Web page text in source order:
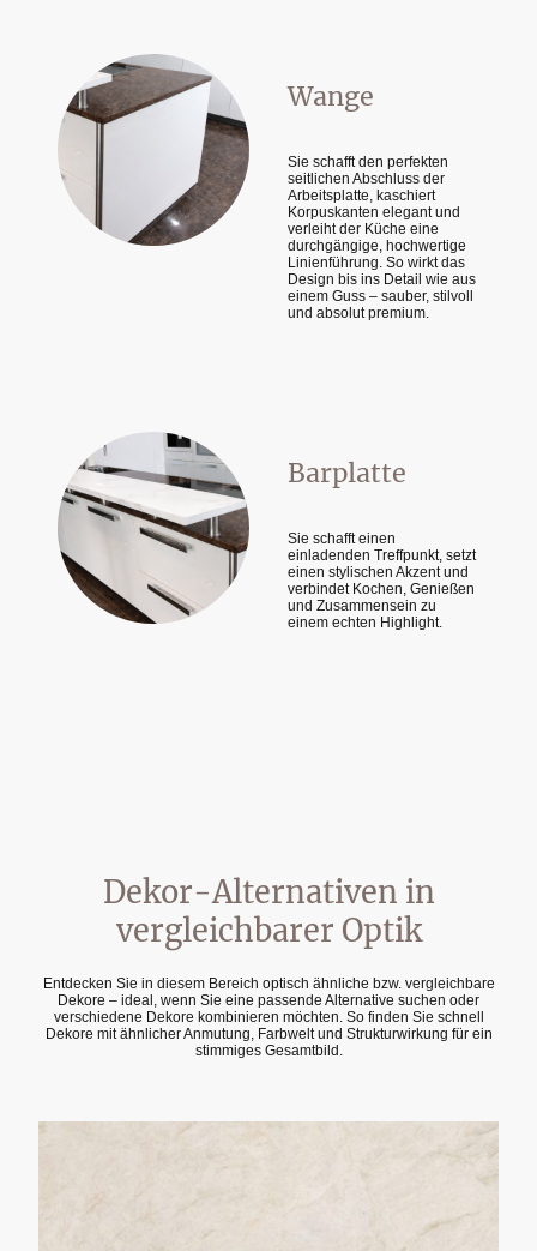
Wange
Sie schafft den perfekten
seitlichen Abschluss der
Arbeitsplatte, kaschiert
Korpuskanten elegant und
verleiht der Küche eine
durchgängige, hochwertige
Linienführung. So wirkt das
Design bis ins Detail wie aus
einem Guss – sauber, stilvoll
und absolut premium.
Barplatte
Sie schafft einen
einladenden Treffpunkt, setzt
einen stylischen Akzent und
verbindet Kochen, Genießen
und Zusammensein zu
einem echten Highlight.
Dekor-Alternativen in
vergleichbarer Optik
Entdecken Sie in diesem Bereich optisch ähnliche bzw. vergleichbare
Dekore – ideal, wenn Sie eine passende Alternative suchen oder
verschiedene Dekore kombinieren möchten. So finden Sie schnell
Dekore mit ähnlicher Anmutung, Farbwelt und Strukturwirkung für ein
stimmiges Gesamtbild.